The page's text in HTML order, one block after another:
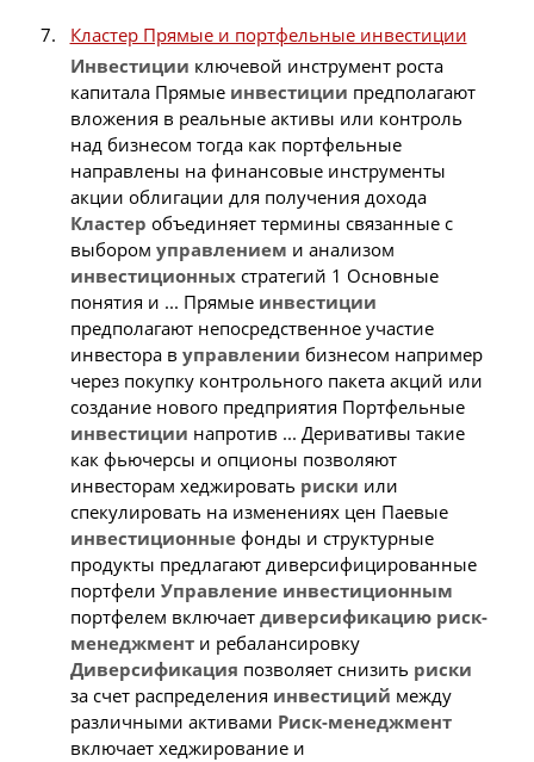
Кластер Прямые и портфельные инвестиции
Инвестиции ключевой инструмент роста
капитала Прямые инвестиции предполагают
вложения в реальные активы или контроль
над бизнесом тогда как портфельные
направлены на финансовые инструменты
акции облигации для получения дохода
Кластер объединяет термины связанные с
выбором управлением и анализом
инвестиционныхстратегий 1 Основные
понятия и ... Прямые инвестиции
предполагают непосредственное участие
инвестора в управлении бизнесом например
через покупку контрольного пакета акций или
создание нового предприятия Портфельные
инвестиции напротив ... Деривативы такие
как фьючерсы и опционы позволяют
инвесторам хеджировать риски или
спекулировать на изменениях цен Паевые
инвестиционныефонды и структурные
продукты предлагают диверсифицированные
портфели Управление инвестиционным
портфелем включает диверсификацию риск-
менеджменти ребалансировку
Диверсификация позволяет снизить риски
за счет распределения инвестиций между
различными активами Риск-менеджмент
включает хеджирование и